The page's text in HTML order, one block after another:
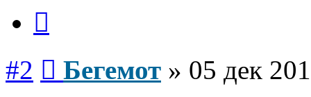
#2 Бегемот » 05 дек